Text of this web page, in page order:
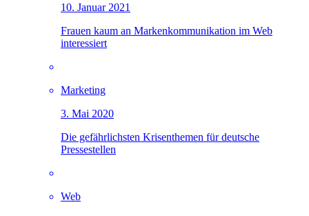
10. Januar 2021
Frauen kaum an Markenkommunikation im Web
interessiert
Marketing
3. Mai 2020
Die gefährlichsten Krisenthemen für deutsche
Pressestellen
Web